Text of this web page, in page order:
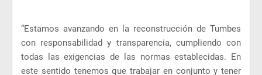
“Estamos avanzando en la reconstrucción de Tumbes
con responsabilidad y transparencia, cumpliendo con
todas las exigencias de las normas establecidas. En
este sentido tenemos que trabajar en conjunto y tener